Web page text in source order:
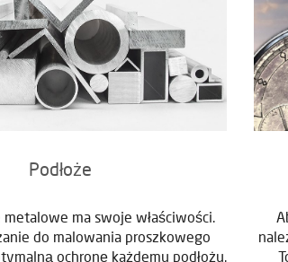
Podłoże
metalowe ma swoje właściwości.
do malowania proszkowego
ochronę każdemu podłożu.